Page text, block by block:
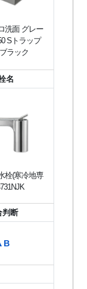
洗面 グレー
Sトラップ
ラック
名
栓(寒冷地専
判断